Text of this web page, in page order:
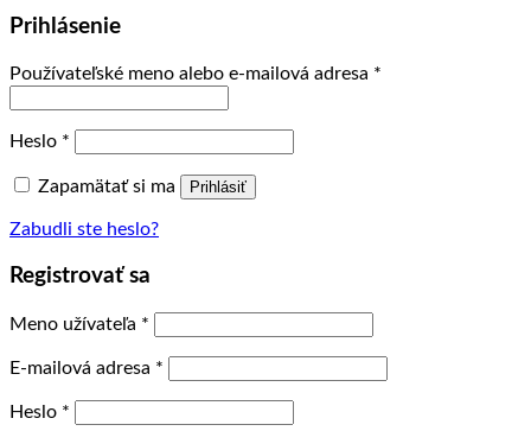
Prihlásenie
Používateľské meno alebo e-mailová adresa *
Heslo *
Zapamätať si ma Prihlásiť
Zabudli ste heslo?
Registrovať sa
Meno užívateľa *
E-mailová adresa *
Heslo *